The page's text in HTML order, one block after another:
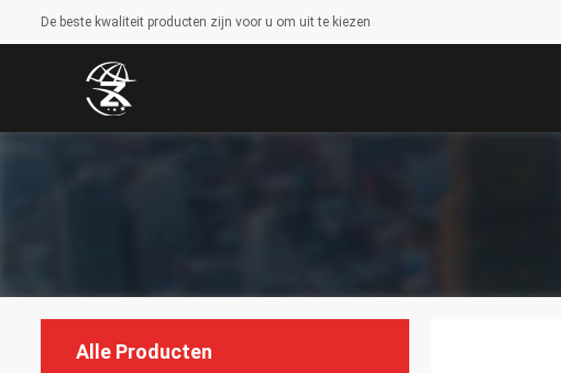
De beste kwaliteit producten zijn voor u om uit te kiezen
Alle Producten